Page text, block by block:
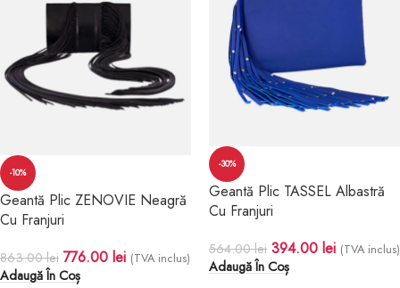
-10%
Geantă Plic ZENOVIE Neagră
Cu Franjuri
863.00lei 776.00 lei (TVA inclus)
Adaugă În Coș
-30%
Geantă Plic TASSEL Albastră
Cu Franjuri
564.00lei 394.00 lei (TVA inclus)
Adaugă În Coș